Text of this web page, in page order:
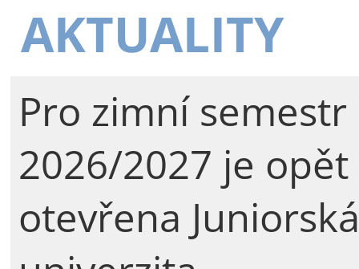
AKTUALITY
Pro zimní semestr
2026/2027 je opět
otevřena Juniorská